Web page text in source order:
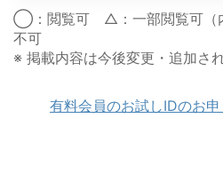
◯：閲覧可 △：一部閲覧可（
不可
※ 掲載内容は今後変更・追加さ
有料会員のお試しIDのお